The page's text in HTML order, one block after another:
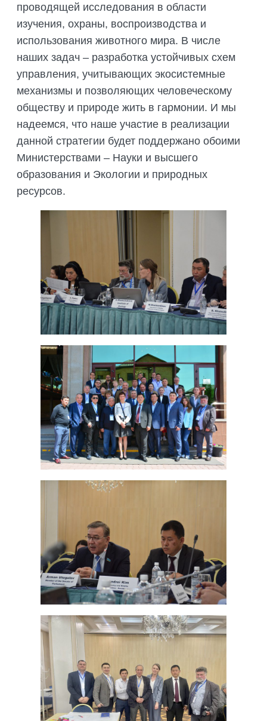
проводящей исследования в области
изучения, охраны, воспроизводства и
использования животного мира. В числе
наших задач – разработка устойчивых схем
управления, учитывающих экосистемные
механизмы и позволяющих человеческому
обществу и природе жить в гармонии. И мы
надеемся, что наше участие в реализации
данной стратегии будет поддержано обоими
Министерствами – Науки и высшего
образования и Экологии и природных
ресурсов.